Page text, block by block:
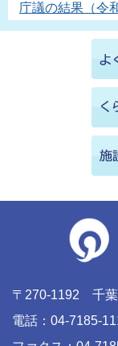
庁議の結果（令
〒270-1192 千葉
電話：04-7185-